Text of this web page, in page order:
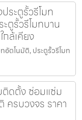
ระตูรั้วรีโมท
ตูรั้วรีโมทบาน
ล้เคียง
ตโนมัติ, ประตูรั้วรีโมท
ดตั้ง ซ่อมแซ่ม
ครบวงจร ราคา